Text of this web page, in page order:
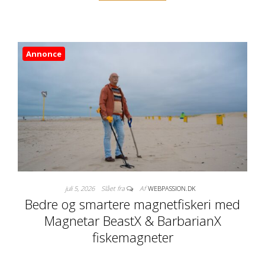
Annonce
juli 5, 2026 Slået fra Af WEBPASSION.DK
Bedre og smartere magnetfiskeri med
Magnetar BeastX & BarbarianX
fiskemagneter